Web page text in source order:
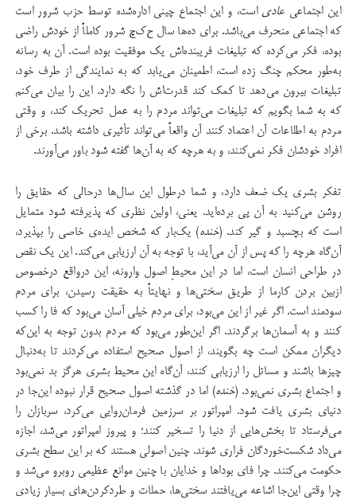
این اجتماعی عادیاست، و این اجتماع چینی اداره‌شده توسط حزب شرور است
که اجتماعی منحرف می‌باشد. برای ده‌ها سال ح‌ک‌چ شرور کاملاً از خودش راضی
بوده، فکر می‌کرده که تبلیغات فریبنده‌اش یک موفقیت بوده است. آن به رسانه
به‌طور محکم چنگ زده است، اطمینان می‌یابد که به نمایندگی از طرف خود،
تبلیغات بیرون می‌دهد تا کمک کند قدرت‌اش را نگه دارد. این را بیان می‌کنم
که به شما بگویم که تبلیغات می‌تواند مردم را به عمل تحریک کند، و وقتی
مردم به اطلاعات آن اعتماد کنند آن واقعاً می‌تواند تأثیری داشته باشد. برخی از
افراد خودشان فکر نمی‌کنند، و به هرچه که به آن‌ها گفته شود باور می‌آورند.
تفکر بشری یک ضعف دارد، و شما درطول این سال‌ها درحالی که حقایق را
روشن می‌کنید به آن پی برده‌اید. یعنی، اولین نظری که پذیرفته شود متمایل
است که بچسبد و گیر کند. (خنده) یک‌بار که شخص ایده‌ی خاصی را بپذیرد،‌
آن‌گاه هرچه را که پس از آن می‌آید، با توجه به آن ارزیابی می‌کند. این یک نقص
در طراحی انسان است،‌ اما در این محیط‌ِ اصول وارونه، این درواقع درخصوص
ازبین بردن کارما از طریق سختی‌ها و نهایتاً به حقیقت رسیدن، برای مردم
سودمند است. اگر غیر از این می‌بود، برای مردم خیلی آسان می‌بود که فا را کسب
کنند و به آسمان‌ها برگردند. اگر این‌طور می‌بود که مردم بدون توجه به این‌که
دیگران ممکن است چه بگویند، از اصول صحیح استفاده می‌کردند تا به‌‌دنبال
چیزها باشند و مسائل را ارزیابی کنند، آن‌گاه این محیط بشری هرگز بد نمی‌بود
و اجتماع بشری نمی‌بود. (خنده) اما در گذشته اصول صحیح قرار نبوده این‌جا در
دنیای بشری یافت شود. امپراتور بر سرزمین فرمان‌روایی می‌کرد، سربازان را
می‌فرستاد تا بخش‌هایی از دنیا را تسخیر کنند؛ و پیروز امپراتور می‌شد، اجازه
می‌داد شکست‌خوردگان فراری شوند. چنین اصولی هستند که بر این سطح بشری
حکومت می‌کنند. چرا فای بوداها و خدایان با چنین موانع عظیمی روبرو می‌شد و
چرا وقتی این‌جا اشاعه می‌یافتند سختی‌ها،‌ حملات و طردکردن‌های بسیار زیادی